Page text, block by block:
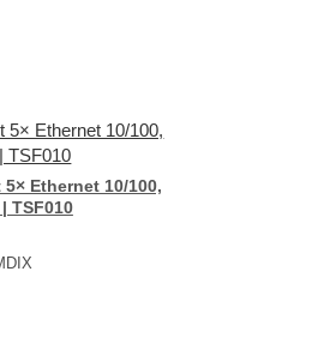
Ethernet 10/100,
TSF010